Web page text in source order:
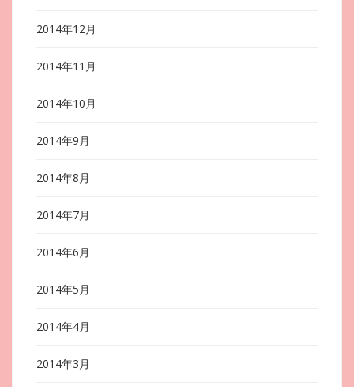
2014年12月
2014年11月
2014年10月
2014年9月
2014年8月
2014年7月
2014年6月
2014年5月
2014年4月
2014年3月